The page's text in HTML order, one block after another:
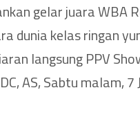
gelar juara WBA
dunia kelas ringan
langsung PPV
AS, Sabtu malam,